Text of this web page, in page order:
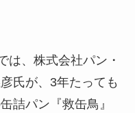
は、株式会社パン・
氏が、3年たっても
詰パン『救缶鳥』